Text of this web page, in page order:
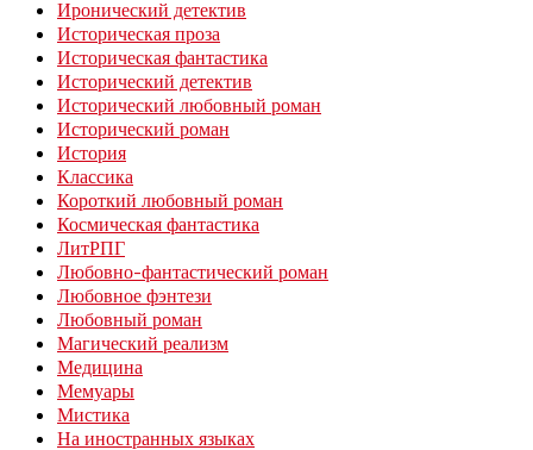
Иронический детектив
Историческая проза
Историческая фантастика
Исторический детектив
Исторический любовный роман
Исторический роман
История
Классика
Короткий любовный роман
Космическая фантастика
ЛитРПГ
Любовно-фантастический роман
Любовное фэнтези
Любовный роман
Магический реализм
Медицина
Мемуары
Мистика
На иностранных языках